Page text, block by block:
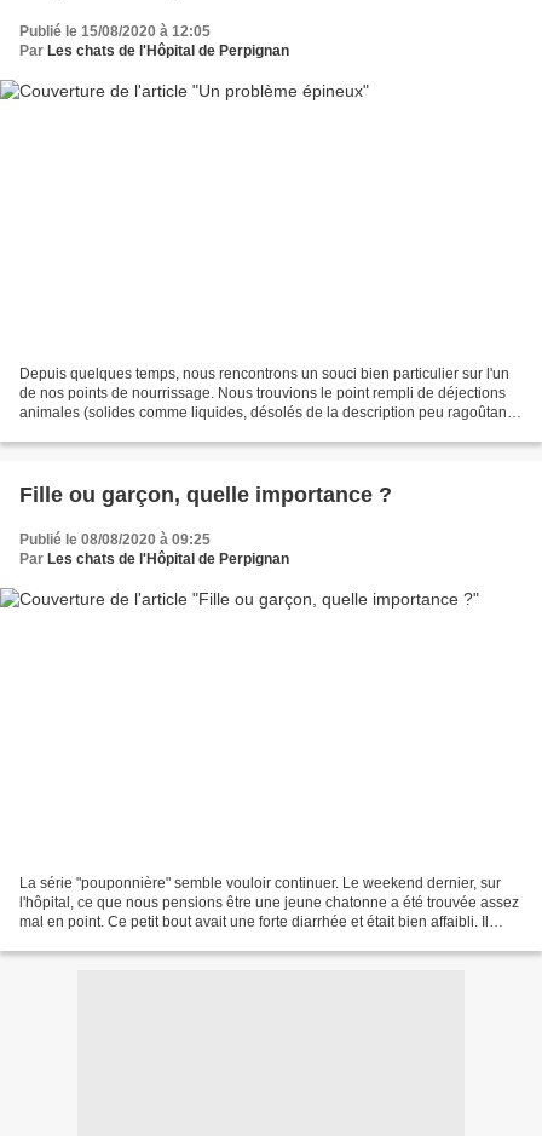
Publié le 15/08/2020 à 12:05
Par Les chats de l'Hôpital de Perpignan
Depuis quelques temps, nous rencontrons un souci bien particulier sur l'un
de nos points de nourrissage. Nous trouvions le point rempli de déjections
animales (solides comme liquides, désolés de la description peu ragoûtante,
Fille ou garçon, quelle importance ?
Publié le 08/08/2020 à 09:25
Par Les chats de l'Hôpital de Perpignan
La série "pouponnière" semble vouloir continuer. Le weekend dernier, sur
l'hôpital, ce que nous pensions être une jeune chatonne a été trouvée assez
mal en point. Ce petit bout avait une forte diarrhée et était bien affaibli. Il